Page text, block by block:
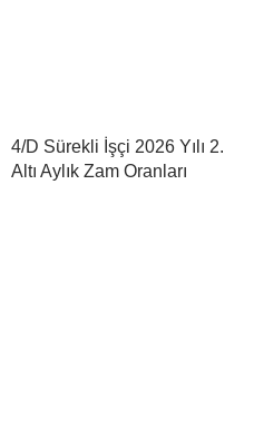
4/D Sürekli İşçi 2026 Yılı 2.
Altı Aylık Zam Oranları